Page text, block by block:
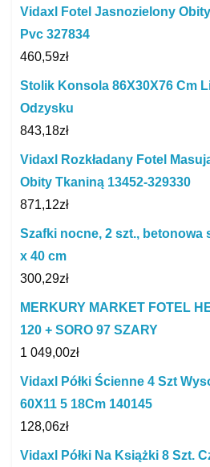
Vidaxl Fotel Jasnozielony Obity
Pvc 327834
460,59zł
Stolik Konsola 86X30X76 Cm
Odzysku
843,18zł
Vidaxl Rozkładany Fotel
Obity Tkaniną 13452-329330
871,12zł
Szafki nocne, 2 szt., betonowa
x 40 cm
300,29zł
MERKURY MARKET FOTEL
120 + SORO 97 SZARY
1 049,00zł
Vidaxl Półki Ścienne 4 Szt
60X11 5 18Cm 140145
128,06zł
Vidaxl Półki Na Książki 8 Szt.